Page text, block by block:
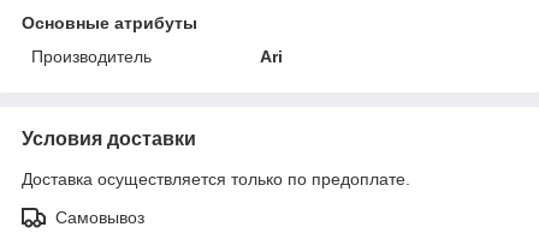
Основные атрибуты
Производитель
Ari
Условия доставки
Доставка осуществляется только по предоплате.
Самовывоз